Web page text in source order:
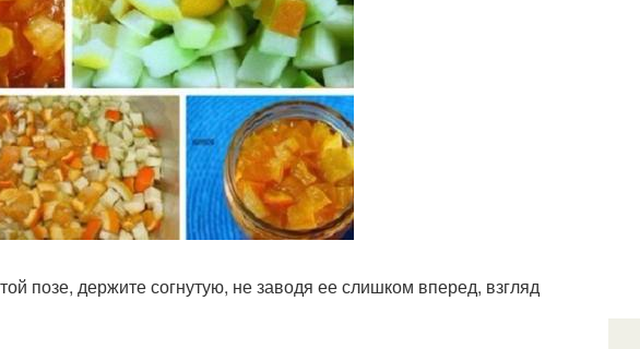
позе, держите согнутую, не заводя ее слишком вперед, взгляд